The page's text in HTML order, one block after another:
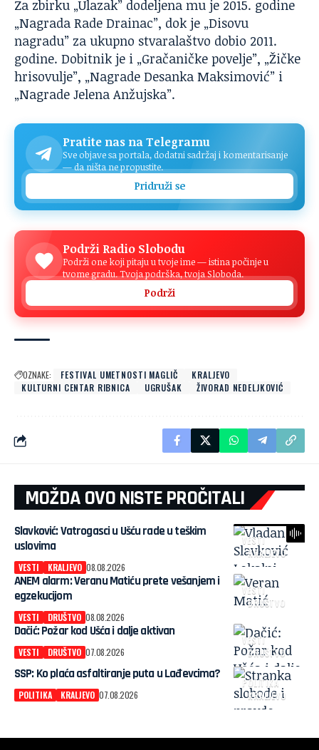
Za zbirku „Ulazak” dodeljena mu je 2015. godine
„Nagrada Rade Drainac”, dok je „Disovu
nagradu” za ukupno stvaralaštvo dobio 2011.
godine. Dobitnik je i „Gračaničke povelje”, „Žičke
hrisovulje”, „Nagrade Desanka Maksimović” i
„Nagrade Jelena Anžujska”.
Pratite nas na Telegramu
Sve objave sa portala, dodatni sadržaj i komentarisanje
— da ništa ne propustite.
Pridruži se
Podrži Radio Slobodu
Podrži one koji pitaju u tvoje ime — istina počinje u
tvome gradu. Tvoja podrška, tvoja Sloboda.
Podrži
OZNAKE: FESTIVAL UMETNOSTI MAGLIČ
KRALJEVO
KULTURNI CENTAR RIBNICA
UGRUŠAK ŽIVORAD NEDELJKOVIĆ
MOŽDA OVO NISTE PROČITALI
VESTI
KRALJEVO
Slavković: Vatrogasci u Ušću rade u teškim
uslovima
VESTI KRALJEVO 08.08.2026
VESTI
DRUŠTVO
ANEM alarm: Veranu Matiću prete vešanjem i
egzekucijom
VESTI DRUŠTVO 08.08.2026
VESTI
DRUŠTVO
Dačić: Požar kod Ušća i dalje aktivan
VESTI DRUŠTVO 07.08.2026
POLITIKA
KRALJEVO
SSP: Ko plaća asfaltiranje puta u Lađevcima?
POLITIKA KRALJEVO 07.08.2026